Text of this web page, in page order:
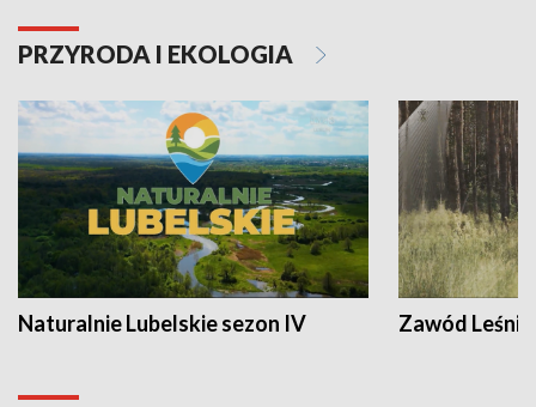
PRZYRODA I EKOLOGIA
Naturalnie Lubelskie sezon IV Zawód Leśnik